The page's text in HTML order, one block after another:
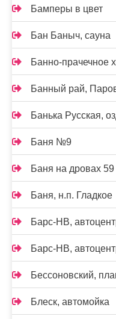
Бамперы в цвет
Бан Баныч, сауна
Банно-прачечное
Банный рай,
Банька Русская,
Баня №9
Баня на дровах 59
Баня, н.п. Гладкое
Барс-НВ,
Барс-НВ,
Бессоновский,
Блеск, автомойка